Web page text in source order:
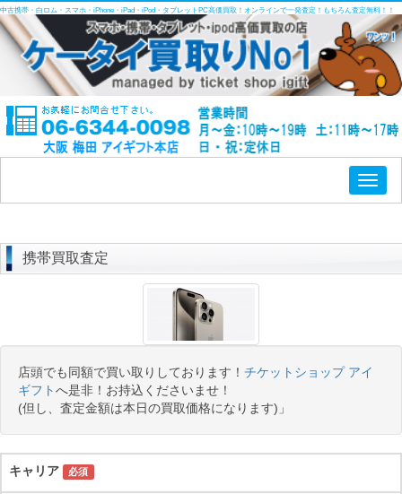
中古携帯・白ロム・スマホ・iPhone・iPad・iPod・タブレットPC高価買取！オンラインで一発査定！もちろん査定無料！！
携帯買取査定
店頭でも同額で買い取りしております！ チケットショップ アイ
ギフトへ是非！お持込くださいませ！
(但し、査定金額は本日の買取価格になります)」
キャリア 必須